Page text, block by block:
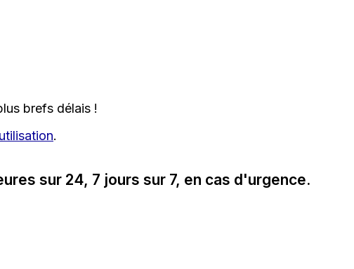
brefs délais !
.
sur 24, 7 jours sur 7, en cas d'urgence.